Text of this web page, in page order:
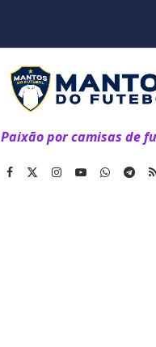
Paixão por camisas de